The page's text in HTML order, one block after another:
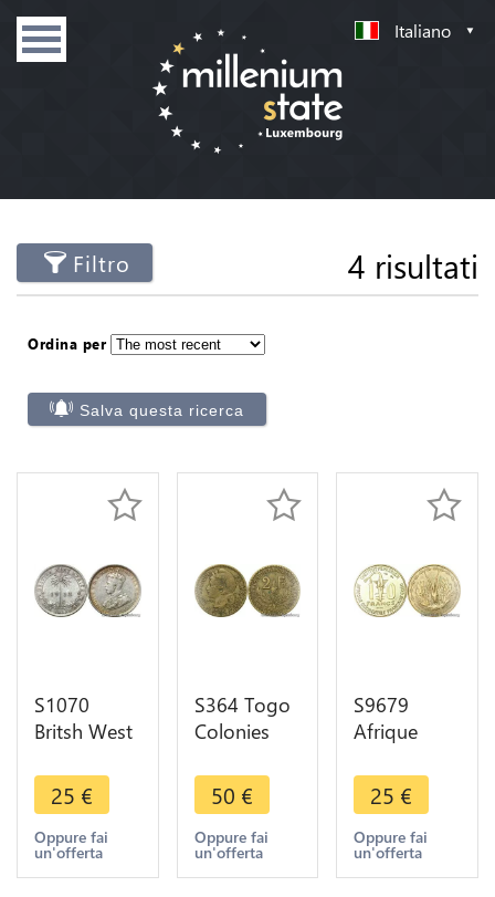
Italiano
Filtro 4 risultati
Ordina per
Salva questa ricerca
S1070
Britsh West
Schilling
George V
1913
Argent
25 €
Oppure fai
un'offerta
S364 Togo
Colonies
Francs 1925
Patey ->
Faire Offre
50 €
Oppure fai
un'offerta
S9679
Afrique
Francaise
Togo 10
Francs Essai
1957 FDC
25 €
Oppure fai
un'offerta